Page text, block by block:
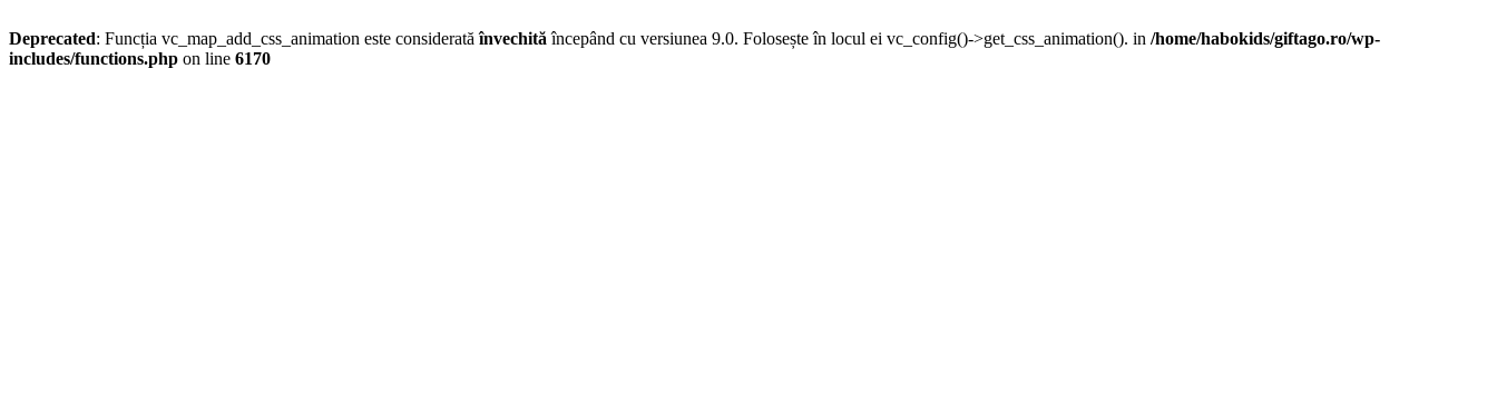
Deprecated: Funcția vc_map_add_css_animation este consideratăînvechită începând cu versiunea 9.0. Folosește în locul ei vc_config()->get_css_animation(). in /home/habokids/giftago.ro/wp-
includes/functions.php on line 6170